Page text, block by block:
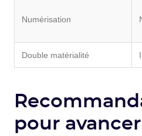
Numérisation
Double matérialité
pour